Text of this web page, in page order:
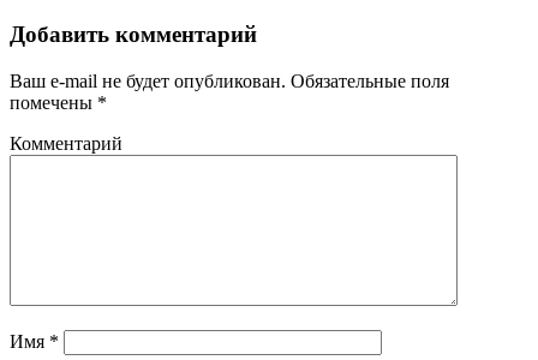
Добавить комментарий
Ваш e-mail не будет опубликован. Обязательные поля
помечены *
Комментарий
Имя *